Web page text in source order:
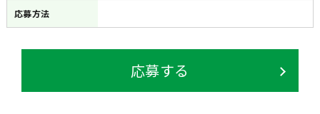
応募方法
応募する